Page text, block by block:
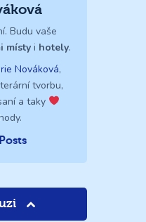
Budu vaše
místy i hotely.
Nováková,
tvorbu,
a taky